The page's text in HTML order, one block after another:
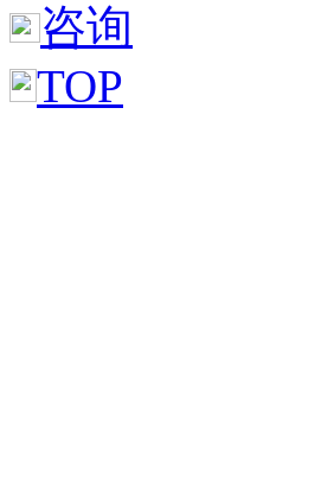
咨询
TOP